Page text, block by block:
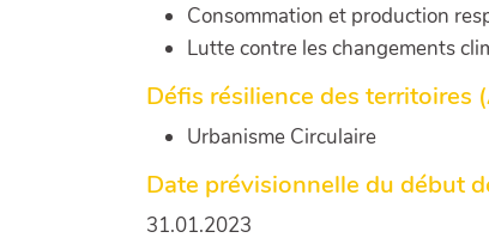
Consommation et production
Lutte contre les changements
Défis résilience des territoires
Urbanisme Circulaire
Date prévisionnelle du début
31.01.2023